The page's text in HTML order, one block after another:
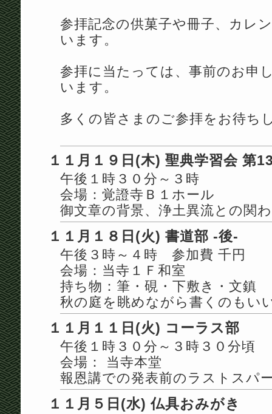
参拝記念の供菓子や冊子、カレ
います。
参拝に当たっては、事前のお申
います。
多くの皆さまのご参拝をお待ち
１１月１９日(木) 聖典学習会 第
午後１時３０分～３時
会場：覚證寺Ｂ１ホール
御文章の背景、浄土異流との関
１１月１８日(火) 書道部 -後-
午後３時～４時 参加費 千円
会場：当寺１Ｆ和室
持ち物：筆・硯・下敷き・文鎮
秋の庭を眺めながら書くのもい
１１月１１日(火) コーラス部
午後１時３０分～３時３０分頃
会場： 当寺本堂
報恩講での発表前のラストスパ
１１月５日(水) 仏具おみがき